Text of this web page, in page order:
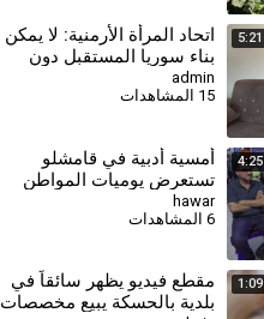
5:21
⁣اتحاد المرأة الأرمنية: لا يمكن
بناء سوريا المستقبل دون
مشاركة جميع النساء
admin
15 المشاهدات
4:25
أمسية أدبية في قامشلو
تستعرض يوميات المواطن
السوري وهمومه المعيشية
hawar
6 المشاهدات
1:09
مقطع فيديو يظهر سائقاً في
بلدية بالحسكة يبيع مخصصات